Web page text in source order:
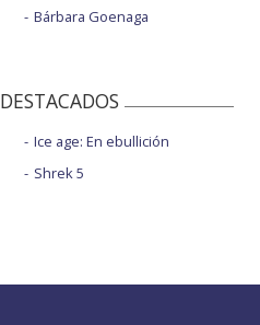
Bárbara Goenaga
Ice age: En ebullición
Shrek 5